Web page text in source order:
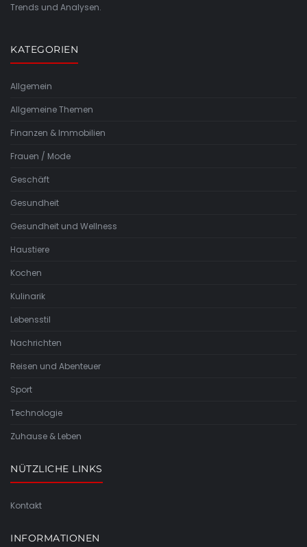
Trends und Analysen.
KATEGORIEN
Allgemein
Allgemeine Themen
Finanzen & Immobilien
Frauen / Mode
Geschäft
Gesundheit
Gesundheit und Wellness
Haustiere
Kochen
Kulinarik
Lebensstil
Nachrichten
Reisen und Abenteuer
Sport
Technologie
Zuhause & Leben
NÜTZLICHE LINKS
Kontakt
INFORMATIONEN